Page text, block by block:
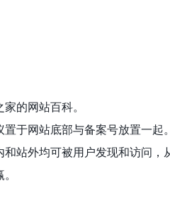
的网站百科。
于网站底部与备案号放置一起
站外均可被用户发现和访问，